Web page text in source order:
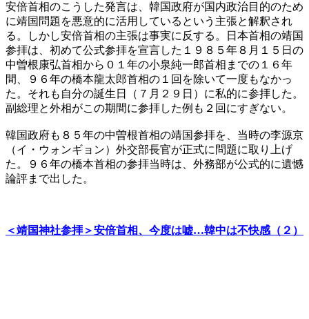
安倍首相のこうした発言は、韓国政府が国内政治目的のため
に靖国問題を悪意的に活用しているという主張と解釈され
る。しかし安倍首相の主張は事実に反する。日本首相の靖国
参拝は、初めて公式参拝を宣言した１９８５年８月１５日の
中曽根康弘首相から０１年の小泉純一郎首相までの１６年
間、９６年の橋本龍太郎首相の１回を除いて一度もなかっ
た。それも自分の誕生日（７月２９日）に私的に参拝した。
副総理と外相がこの期間に参拝した例も２回にすぎない。
韓国政府も８５年の中曽根首相の靖国参拝を、当時の李源京
（イ・ウォンギョン）外交部長官が正式に問題に取り上げ
た。９６年の橋本首相の参拝当時は、外務部が公式的に遺憾
論評まで出した。
＜靖国神社参拝＞安倍首相、今度は嘘…韓中は不快感（２）